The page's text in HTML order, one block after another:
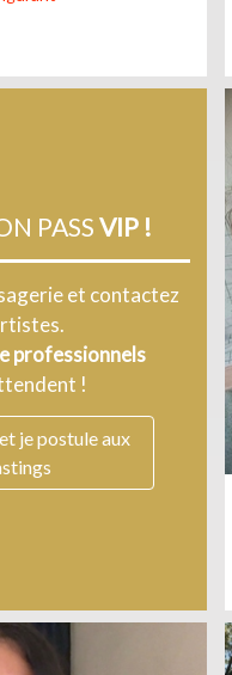
PASSVIP !
et contactez
professionnels
!
et je postule aux